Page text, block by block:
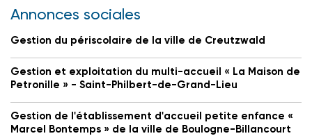
Annonces sociales
Gestion du périscolaire de la ville de Creutzwald
Gestion et exploitation du multi-accueil « La Maison de
Petronille » - Saint-Philbert-de-Grand-Lieu
Gestion de l'établissement d'accueil petite enfance «
Marcel Bontemps » de la ville de Boulogne-Billancourt